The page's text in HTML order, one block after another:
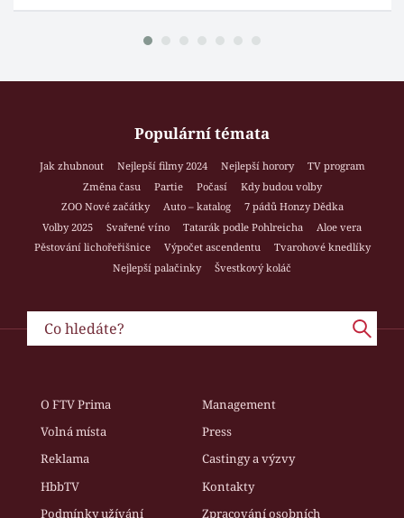
Populární témata
Jak zhubnout Nejlepší filmy 2024 Nejlepší horory
TV program
Změna času
Partie Počasí
Kdy budou volby
ZOO Nové začátky
Auto – katalog
7 pádů Honzy Dědka
Volby 2025
Svařené víno Tatarák podle Pohlreicha
Aloe vera
Pěstování lichořeřišnice
Výpočet ascendentu
Tvarohové knedlíky
Nejlepší palačinky
Švestkový koláč
O FTV Prima
Management
Volná místa
Press
Reklama
Castingy a výzvy
HbbTV
Kontakty
Podmínky užívání
Zpracování osobních